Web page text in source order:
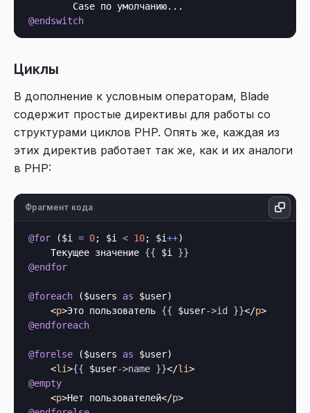
@endswitch
Циклы
В дополнение к условным операторам, Blade
содержит простые директивы для работы со
структурами циклов PHP. Опять же, каждая из
этих директив работает так же, как и их аналоги
в PHP:
Фрагмент кода
@for ($i = 0; $i < 10; $i++)
    Текущее значение
{{ $i }}
@endfor
@foreach ($users as $user)
<p>Это пользователь {{ $user->id }}</p>
@endforeach
@forelse ($users as $user)
<li>{{ $user->name }}</li>
@empty
<p>Нет пользователей</p>